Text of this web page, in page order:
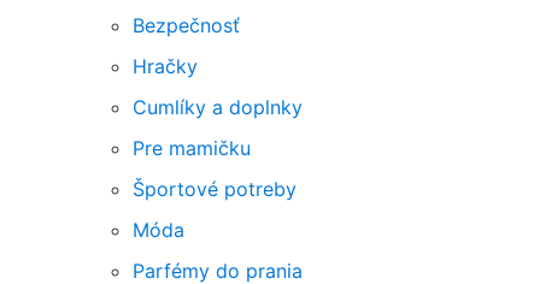
Bezpečnosť
Hračky
Cumlíky a doplnky
Pre mamičku
Športové potreby
Móda
Parfémy do prania